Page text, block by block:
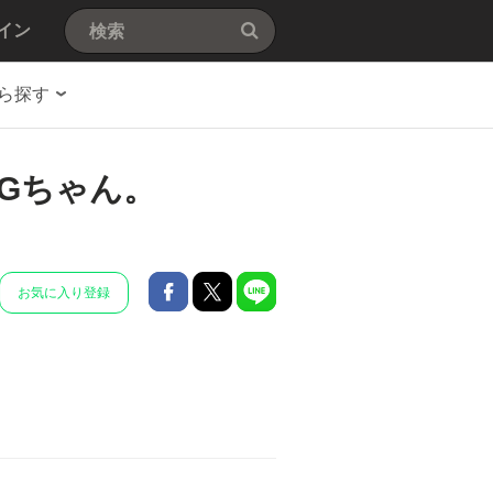
ン
探す
ゃん。
お気に入り登録